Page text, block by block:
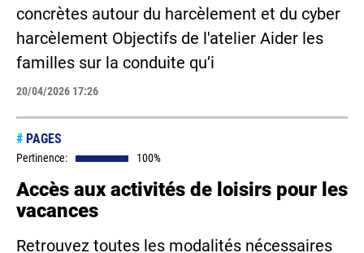
concrètes autour du harcèlement et du cyber
harcèlement Objectifs de l'atelier Aider les
familles sur la conduite qu’i
20/04/2026 17:26
# PAGES
Pertinence: 100%
Accès aux activités de loisirs pour les
vacances
Retrouvez toutes les modalités nécessaires